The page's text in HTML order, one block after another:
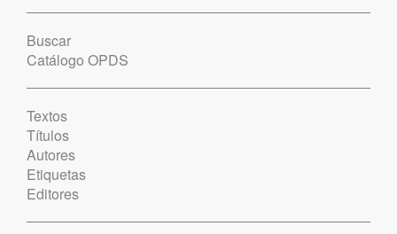
Buscar
Catálogo OPDS
Textos
Títulos
Autores
Etiquetas
Editores